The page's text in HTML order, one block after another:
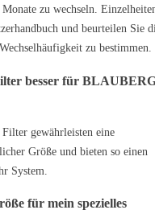
zu wechseln.
und beurteilen Sie
zu bestimmen.
besser für
gewährleisten eine
Größe und bieten so einen
System.
für mein spezielles